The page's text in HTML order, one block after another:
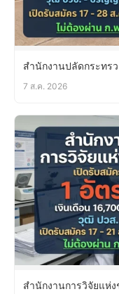
สำนักงานปลัดกระทร
7 ส.ค. 2026
สำนักงานการวิจัยแห่